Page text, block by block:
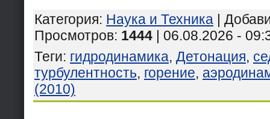
Категория: Наука и Техника |
Просмотров: 1444 | 06.08.2026 -
Теги: гидродинамика, Детонация,
турбулентность, горение,
(2010)